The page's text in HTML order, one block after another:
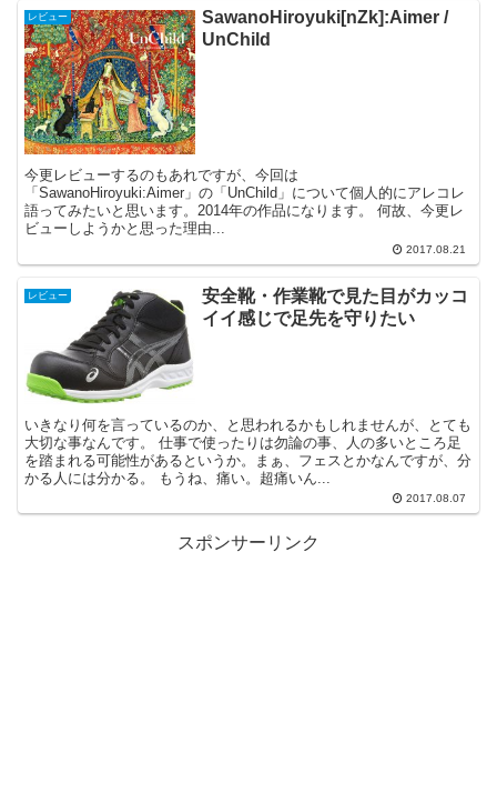
レビュー
SawanoHiroyuki[nZk]:Aimer /
UnChild
今更レビューするのもあれですが、今回は
「SawanoHiroyuki:Aimer」の「UnChild」について個人的にアレコレ
語ってみたいと思います。2014年の作品になります。 何故、今更レ
ビューしようかと思った理由...
2017.08.21
レビュー
安全靴・作業靴で見た目がカッコ
イイ感じで足先を守りたい
いきなり何を言っているのか、と思われるかもしれませんが、とても
大切な事なんです。 仕事で使ったりは勿論の事、人の多いところ足
を踏まれる可能性があるというか。まぁ、フェスとかなんですが、分
かる人には分かる。 もうね、痛い。超痛いん...
2017.08.07
スポンサーリンク